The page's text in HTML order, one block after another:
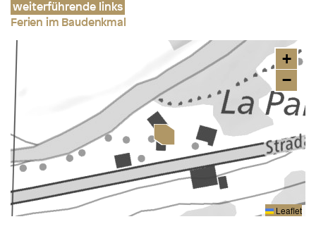
weiterführende links
Ferien im Baudenkmal
+
−
Leaflet